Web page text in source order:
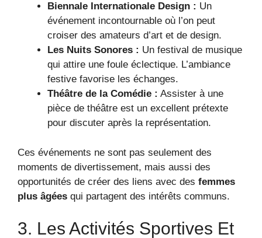
Biennale Internationale Design : Un
événement incontournable où l’on peut
croiser des amateurs d’art et de design.
Les Nuits Sonores : Un festival de musique
qui attire une foule éclectique. L’ambiance
festive favorise les échanges.
Théâtre de la Comédie : Assister à une
pièce de théâtre est un excellent prétexte
pour discuter après la représentation.
Ces événements ne sont pas seulement des
moments de divertissement, mais aussi des
opportunités de créer des liens avec des femmes
plus âgées qui partagent des intérêts communs.
3. Les Activités Sportives Et